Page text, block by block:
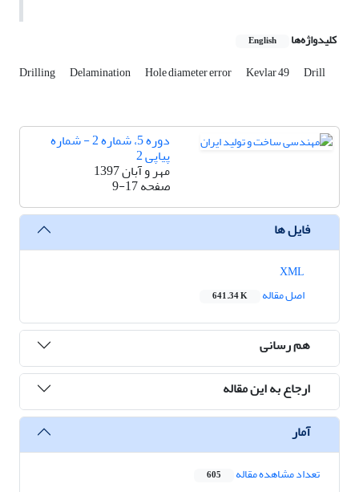
کلیدواژه‌ها English
Drilling Delamination Hole diameter error Kevlar 49 Drill
دوره 5، شماره 2 - شماره
پیاپی 2
مهر و آبان 1397
صفحه9-17
فایل ها
اصل مقاله
641.34 K
هم رسانی
ارجاع به این مقاله
آمار
تعداد مشاهده مقاله 605